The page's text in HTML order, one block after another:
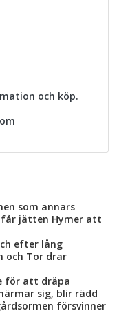
och köp.
som annars
får jätten Hymer att
efter lång
och Tor drar
för att dräpa
sig, blir rädd
försvinner